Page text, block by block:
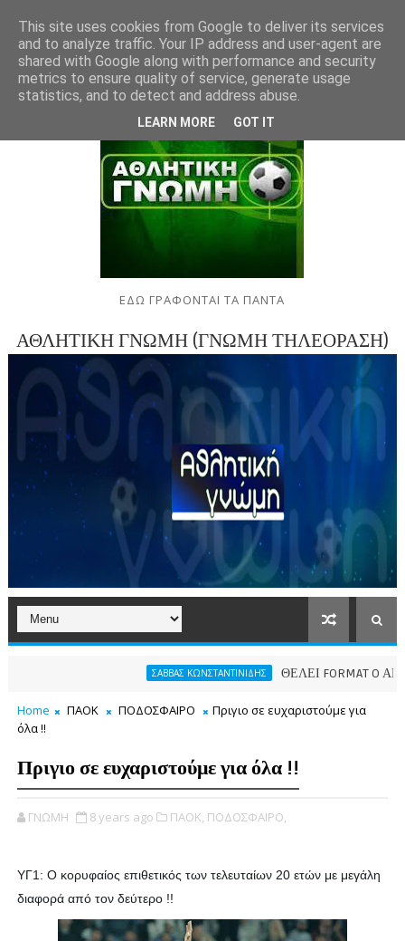
ΕΔΩ ΓΡΑΦΟΝΤΑΙ ΤΑ ΠΑΝΤΑ
ΑΘΛΗΤΙΚΗ ΓΝΩΜΗ (ΓΝΩΜΗ ΤΗΛΕΟΡΑΣΗ)
ΣΑΒΒΑΣ ΚΩΝΣΤΑΝΤΙΝΙΔΗΣ ΘΕΛΕΙ FORMAT O ΑΡΗΣ
Home ΠΑΟΚ ΠΟΔΟΣΦΑΙΡΟ
Πριγιο σε ευχαριστούμε για
όλα !!
Πριγιο σε ευχαριστούμε για όλα !!
ΓΝΩΜΗ 8 years ago ΠΑΟΚ, ΠΟΔΟΣΦΑΙΡΟ,
ΥΓ1: Ο κορυφαίος επιθετικός των τελευταίων 20 ετών με μεγάλη
διαφορά από τον δεύτερο !!
This site uses cookies from Google to deliver its services
and to analyze traffic. Your IP address and user-agent are
shared with Google along with performance and security
metrics to ensure quality of service, generate usage
statistics, and to detect and address abuse.
LEARN MORE GOT IT